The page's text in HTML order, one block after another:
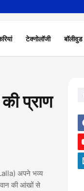
टेक्नोलॉजी बॉलीवुड
प्राण
अपने भव्य
की आंखों से